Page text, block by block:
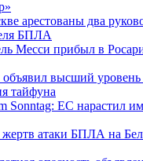
арестованы два
БПЛА
Месси прибыл в
высший уровень
тайфуна
Sonntag: ЕС нарастил
атаки БПЛА на